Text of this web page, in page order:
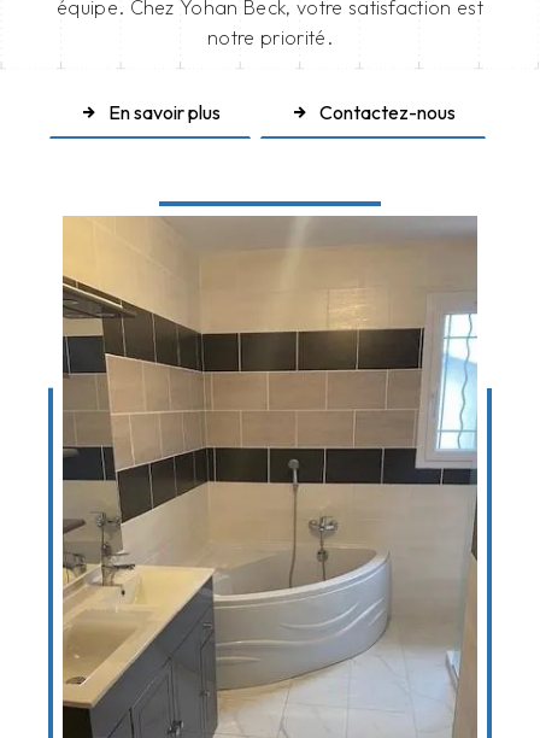
équipe. Chez Yohan Beck, votre satisfaction est
notre priorité.
En savoir plus Contactez-nous